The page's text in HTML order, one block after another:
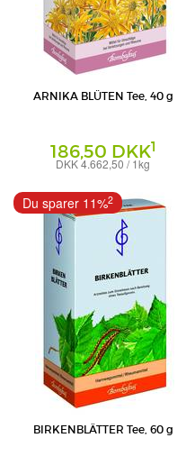
ARNIKA BLÜTEN Tee, 40 g
186,50 DKK1
DKK 4.662,50 / 1kg
Bombastus-Werke AG
BIRKENBLÄTTER Tee, 60 g
Du sparer 11%2